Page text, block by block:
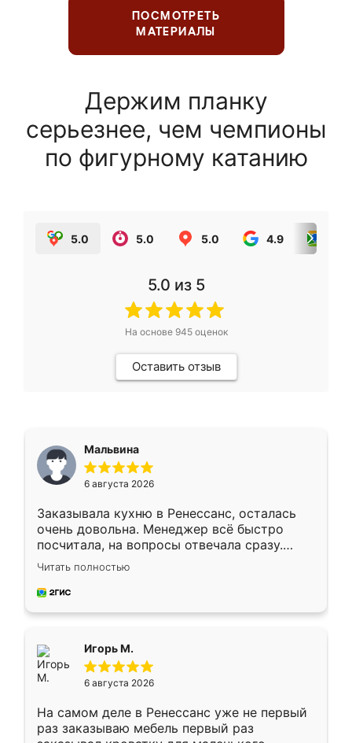
ПОСМОТРЕТЬ
МАТЕРИАЛЫ
Держим планку
серьезнее, чем чемпионы
по фигурному катанию
5.0 5.0 5.0 4.9
5.0 из 5
На основе 945оценок
Оставить отзыв
Мальвина
6 августа 2026
Заказывала кухню в Ренессанс, осталась
очень довольна. Менеджер всё быстро
посчитала, на вопросы отвечала сразу.
Замерщик приехал в субботу, подошёл к
делу со всей ответственностью. Собрали
за день, ребята работали аккуратно, даже
Читать полностью
Игорь М.
6 августа 2026
На самом деле в Ренессанс уже не первый
раз заказываю мебель первый раз